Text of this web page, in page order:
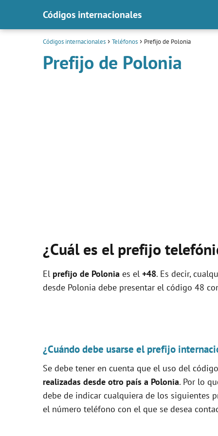
Códigos internacionales
Códigos internacionales Teléfonos Prefijo de Polonia
Prefijo de Polonia
¿Cuál es el prefijo
El prefijo de Polonia es el +48. Es decir,
desde Polonia debe presentar el código 48
¿Cuándo debe usarse el prefijo
Se debe tener en cuenta que el uso del
realizadas desde otro país a Polonia. Por lo
debe de indicar cualquiera de los siguientes
el número teléfono con el que se desea